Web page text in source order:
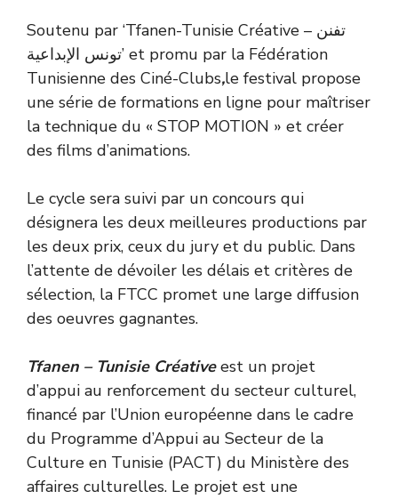
Soutenu par ‘Tfanen-Tunisie Créative تفنن –
تونس الإبداعية’ et promu par la Fédération
Tunisienne des Ciné-Clubs,le festival propose
une série de formations en ligne pour maîtriser
la technique du « STOP MOTION » et créer
des films d’animations.
Le cycle sera suivi par un concours qui
désignera les deux meilleures productions par
les deux prix, ceux du jury et du public. Dans
l’attente de dévoiler les délais et critères de
sélection, la FTCC promet une large diffusion
des oeuvres gagnantes.
Tfanen – Tunisie Créativeest un projet
d’appui au renforcement du secteur culturel,
financé par l’Union européenne dans le cadre
du Programme d’Appui au Secteur de la
Culture en Tunisie (PACT) du Ministère des
affaires culturelles. Le projet est une